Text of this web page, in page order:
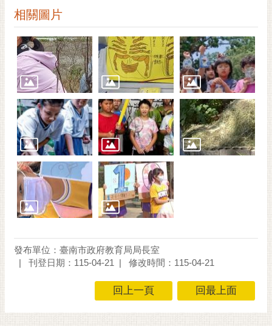
相關圖片
發布單位：臺南市政府教育局局長室
刊登日期：115-04-21
修改時間：115-04-21
回上一頁 回最上面